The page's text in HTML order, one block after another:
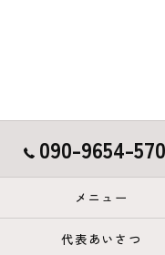
090-9654-
メニュー
代表あいさつ